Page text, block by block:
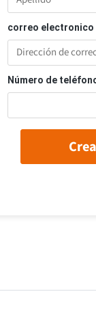
correo electronico
Número de